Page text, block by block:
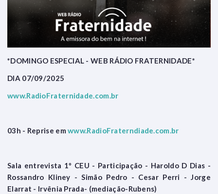
*DOMINGO ESPECIAL - WEB RÁDIO FRATERNIDADE*
DIA 07/09/2025
www.RadioFraternidade.com.br
03h - Reprise emwww.RadioFraterndiade.com.br
Sala entrevista 1º CEU - Participação - Haroldo D Dias -
Rossandro Kliney - Simão Pedro - Cesar Perri - Jorge
Elarrat - Irvênia Prada- (mediação-Rubens)